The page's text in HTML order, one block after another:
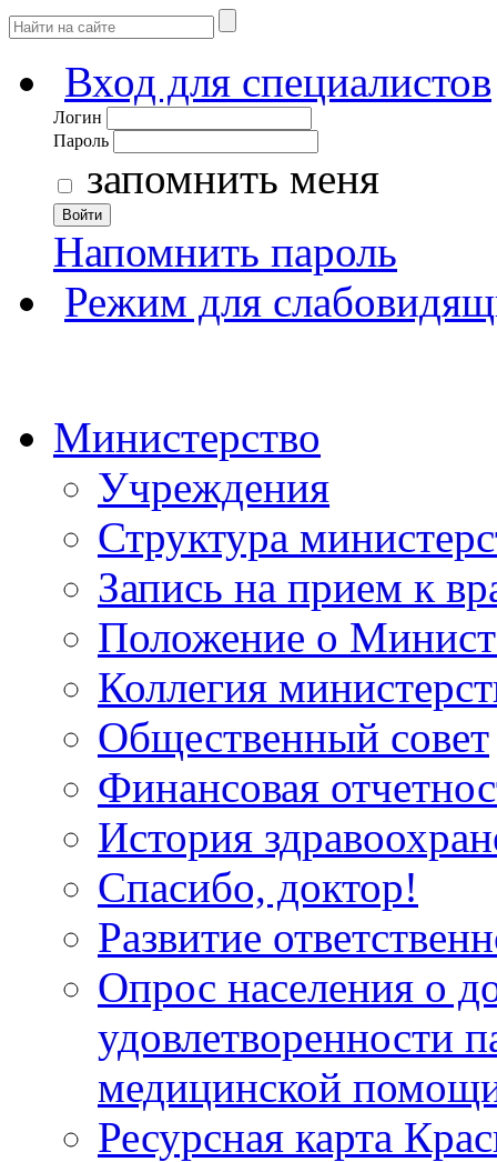
Вход для специалистов
Логин
Пароль
запомнить меня
Войти
Напомнить пароль
Режим для
Министерство
Учреждения
Структура
Запись на прием к
Положение о
Коллегия
Общественный совет
Финансовая
История
Спасибо, доктор!
Развитие
Опрос населения о
удовлетворенности
медицинской
Ресурсная карта